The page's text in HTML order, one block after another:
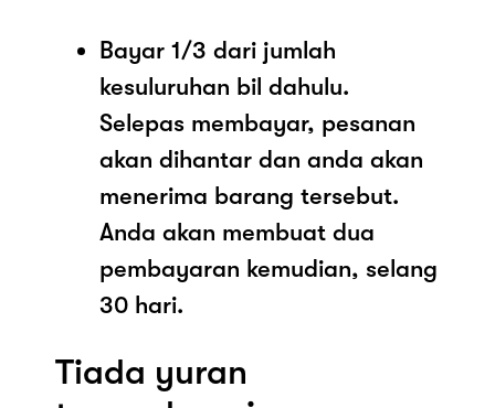
Bayar 1/3 dari jumlah
kesuluruhan bil dahulu.
Selepas membayar, pesanan
akan dihantar dan anda akan
menerima barang tersebut.
Anda akan membuat dua
pembayaran kemudian, selang
30 hari.
Tiada yuran